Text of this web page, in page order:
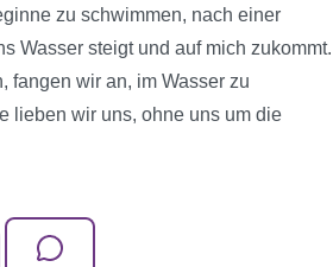
zu schwimmen, nach einer
Wasser steigt und auf mich zukommt.
fangen wir an, im Wasser zu
lieben wir uns, ohne uns um die